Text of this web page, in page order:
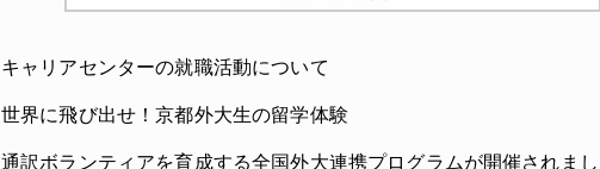
キャリアセンターの就職活動について
世界に飛び出せ！京都外大生の留学体験
通訳ボランティアを育成する全国外大連携プログラムが開催されま